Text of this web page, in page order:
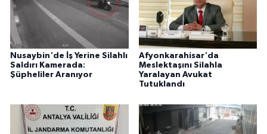
Nusaybin'de İş Yerine Silahlı
Saldırı Kamerada:
Şüpheliler Aranıyor
Afyonkarahisar'da
Meslektaşını Silahla
Yaralayan Avukat
Tutuklandı